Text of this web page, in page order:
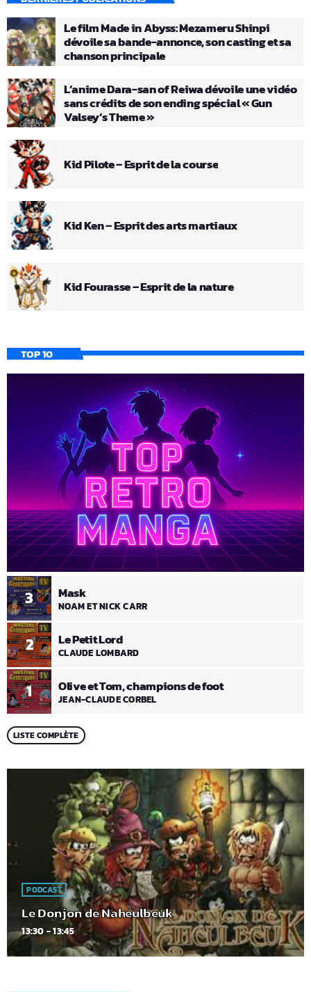
Le film Made in Abyss: Mezameru Shinpi
dévoile sa bande-annonce, son casting et sa
chanson principale
L’anime Dara-san of Reiwa dévoile une vidéo
sans crédits de son ending spécial « Gun
Valsey’s Theme »
Kid Pilote – Esprit de la course
Kid Ken – Esprit des arts martiaux
Kid Fourasse – Esprit de la nature
TOP 10
1 Olive et Tom, champions de foot
JEAN-CLAUDE CORBEL
2 Le Petit Lord
CLAUDE LOMBARD
3 Mask
NOAM ET NICK CARR
LISTE COMPLÈTE
PODCAST
Le Donjon de Naheulbeuk
13:30 - 13:45